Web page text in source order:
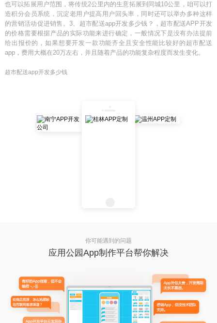
也可以拓展用户范围，将传统2公里内的生意拓展到同城10公里，咱可以打
造积分会员系统，沉淀老用户提高用户回头率，同时还可以举办多种这样
的营销活动促进销售。3、超市配送app开发多少钱？，超市配送APP开发
的价格需要根据产品的实际功能来进行确定，一般情况下是没有办法提前
给出报价的，如果想要开发一款功能齐全且安全性能比较好的超市配送
app，费用大概在20万左右，并且随着产品的功能复杂程度而发生变化。
超市配送app开发多少钱
你可能遇到的问题
应用公园App制作平台帮你解决